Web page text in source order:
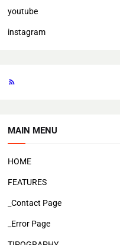
youtube
instagram
MAIN MENU
HOME
FEATURES
_Contact Page
_Error Page